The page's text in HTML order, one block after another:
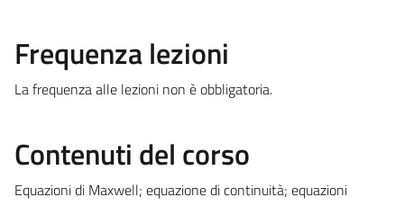
Frequenza lezioni
La frequenza alle lezioni non è obbligatoria.
Contenuti del corso
Equazioni di Maxwell; equazione di continuità; equazioni